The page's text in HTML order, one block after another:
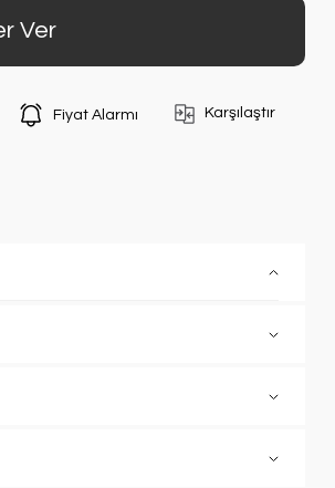
Ver
Fiyat Alarmı Karşılaştır